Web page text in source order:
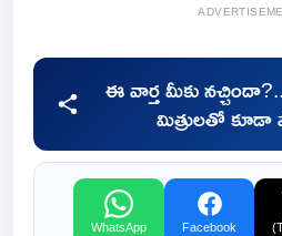
ఈ వార్త మీకు
మిత్రులతో కూడా
WhatsApp Facebook